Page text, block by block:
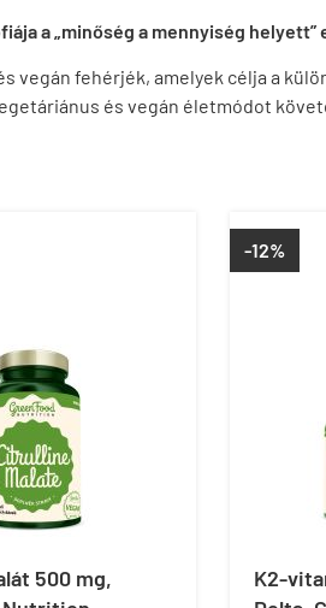
a „minőség a mennyiség helyett”
fehérjék, amelyek célja a
és vegán életmódot
500 mg,
-12%
K2-